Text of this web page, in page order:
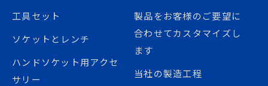
工具セット
ソケットとレンチ
ハンドソケット用アクセ
サリー
製品をお客様のご要望に
合わせてカスタマイズし
ます
当社の製造工程